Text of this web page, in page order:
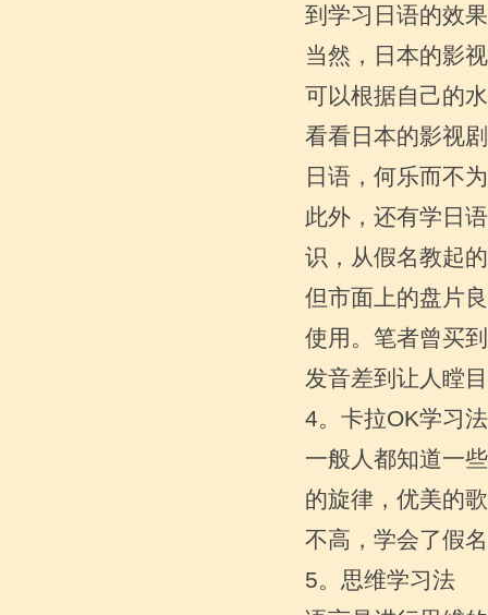
到学习日语的效
当然，日本的影
可以根据自己的
看看日本的影视
日语，何乐而不为
此外，还有学日
识，从假名教起
但市面上的盘片
使用。笔者曾买
发音差到让人瞠
4。卡拉OK学习
一般人都知道一
的旋律，优美的
不高，学会了假
5。思维学习法